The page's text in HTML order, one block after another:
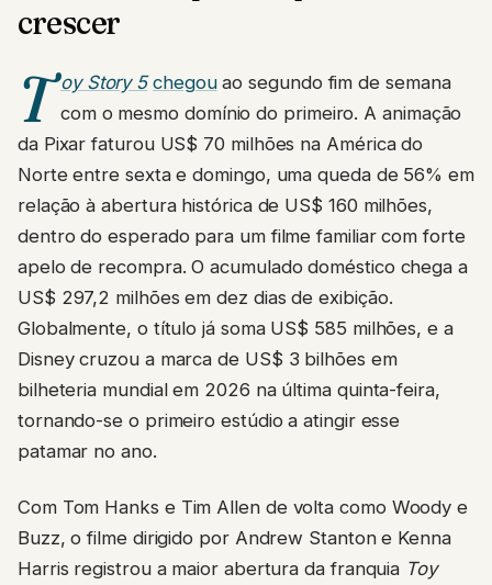
crescer
T oy Story 5 chegouao segundo fim de semana
com o mesmo domínio do primeiro. A animação
da Pixar faturou US$ 70 milhões na América do
Norte entre sexta e domingo, uma queda de 56% em
relação à abertura histórica de US$ 160 milhões,
dentro do esperado para um filme familiar com forte
apelo de recompra. O acumulado doméstico chega a
US$ 297,2 milhões em dez dias de exibição.
Globalmente, o título já soma US$ 585 milhões, e a
Disney cruzou a marca de US$ 3 bilhões em
bilheteria mundial em 2026 na última quinta-feira,
tornando-se o primeiro estúdio a atingir esse
patamar no ano.
Com Tom Hanks e Tim Allen de volta como Woody e
Buzz, o filme dirigido por Andrew Stanton e Kenna
Harris registrou a maior abertura da franquia Toy